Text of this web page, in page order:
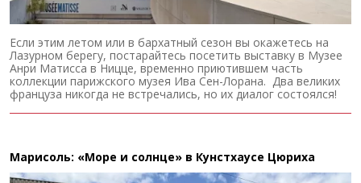
Если этим летом или в бархатный сезон вы окажетесь на
Лазурном берегу, постарайтесь посетить выставку в Музее
Анри Матисса в Ницце, временно приютившем часть
коллекции парижского музея Ива Сен-Лорана. Два великих
француза никогда не встречались, но их диалог состоялся!
Марисоль: «Море и солнце» в Кунстхаусе Цюриха